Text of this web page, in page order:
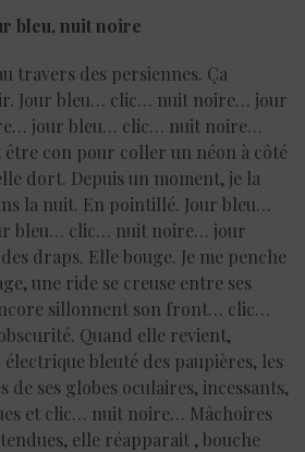
bleu, nuit noire
travers des persiennes. Ça
Jour bleu… clic… nuit noire… jour
jour bleu… clic… nuit noire…
con pour coller un néon à côté
dort. Depuis un moment, je la
la nuit. En pointillé. Jour bleu…
bleu… clic… nuit noire… jour
draps. Elle bouge. Je me penche
une ride se creuse entre ses
sillonnent son front… clic…
Quand elle revient,
électrique bleuté des paupières, les
de ses globes oculaires, incessants,
et clic… nuit noire… Mâchoires
elle réapparait , bouche